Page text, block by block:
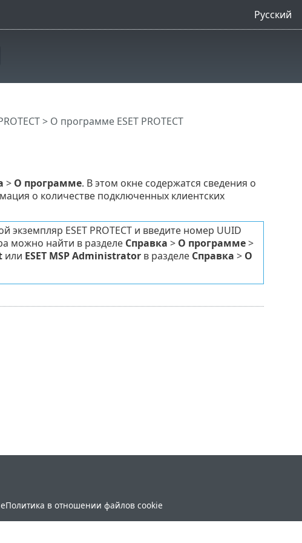
Русский
> О программе ESET PROTECT
> О программе. В этом окне содержатся сведения о
о количестве подключенных клиентских
экземпляр ESET PROTECT и введите номер UUID
можно найти в разделе Справка > О программе>
или ESET MSP Administratorв разделе Справка > О
Политика в отношении файлов cookie